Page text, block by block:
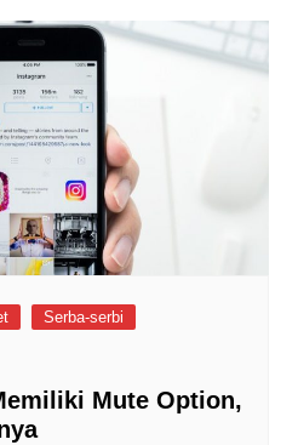
Serba-serbi
Mute Option,